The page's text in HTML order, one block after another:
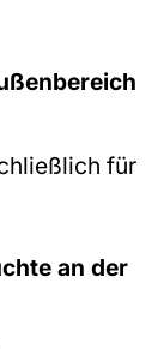
für
an der